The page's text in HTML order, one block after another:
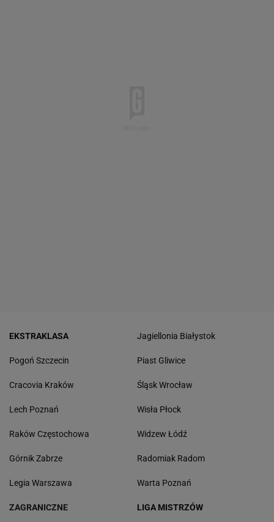
EKSTRAKLASA
Pogoń Szczecin
Cracovia Kraków
Lech Poznań
Raków Częstochowa
Górnik Zabrze
Legia Warszawa
Jagiellonia Białystok
Piast Gliwice
Śląsk Wrocław
Wisła Płock
Widzew Łódź
Radomiak Radom
Warta Poznań
ZAGRANICZNE LIGA MISTRZÓW